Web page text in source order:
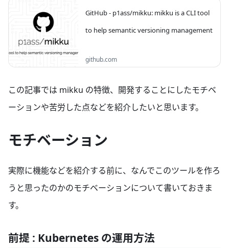
GitHub - p1ass/mikku: mikku is a CLI tool
to help semantic versioning management
mikku is a CLI tool to help semantic
versioning management - p1ass/mikku
github.com
この記事では mikku の特徴、開発することにしたモチベ
ーションや苦労した点などを紹介したいと思います。
モチベーション
実際に機能などを紹介する前に、なんでこのツールを作ろ
うと思ったのかのモチベーションについて書いておきま
す。
前提 : Kubernetes の運用方法